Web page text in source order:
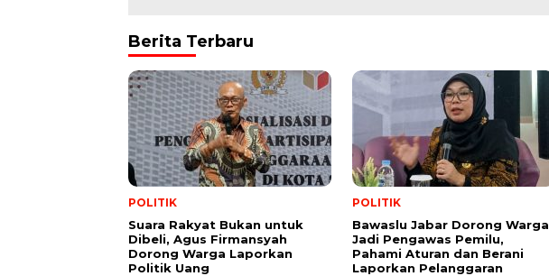
Berita Terbaru
POLITIK
Suara Rakyat Bukan untuk
Dibeli, Agus Firmansyah
Dorong Warga Laporkan
Politik Uang
POLITIK
Bawaslu Jabar Dorong Warga
Jadi Pengawas Pemilu,
Pahami Aturan dan Berani
Laporkan Pelanggaran